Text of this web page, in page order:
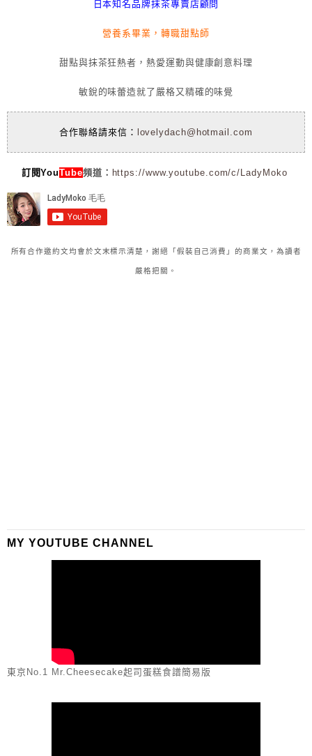
日本知名品牌抹茶專賣店顧問
營養系畢業，轉職甜點師
甜點與抹茶狂熱者，熱愛運動與健康創意料理
敏銳的味蕾造就了嚴格又精確的味覺
合作聯絡請來信： lovelydach@hotmail.com
訂閱YouTube頻道： https://www.youtube.com/c/LadyMoko
所有合作邀約文均會於文末標示清楚，謝絕「假裝自己消費」的商業文，為讀者
嚴格把關。
MY YOUTUBE CHANNEL
東京No.1 Mr.Cheesecake起司蛋糕食譜簡易版